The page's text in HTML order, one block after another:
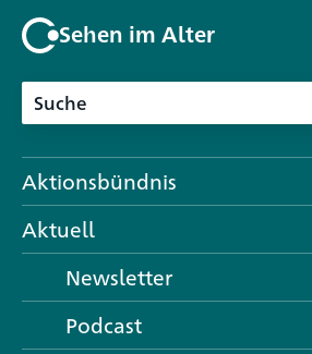
Sehen im Alter
Aktionsbündnis
Aktuell
Newsletter
Podcast